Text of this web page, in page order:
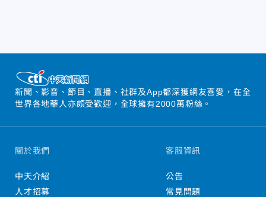
新聞、影音、節目、直播、社群及App都深獲網友喜愛，在全
世界各地華人亦頗受歡迎，全球擁有2000萬粉絲。
關於我們
中天介紹
人才招募
客服資訊
公告
常見問題